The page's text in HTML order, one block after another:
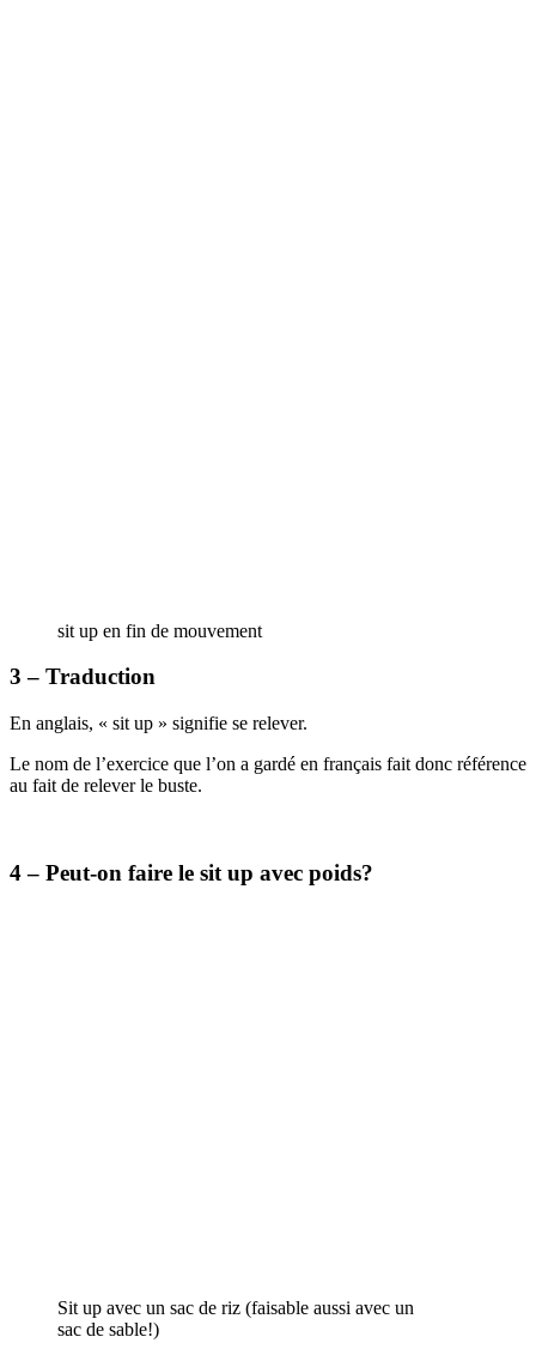
sit up en fin de mouvement
3 – Traduction
En anglais, « sit up » signifie se relever.
Le nom de l’exercice que l’on a gardé en français fait donc référence
au fait de relever le buste.
4 – Peut-on faire le sit up avec poids?
Sit up avec un sac de riz (faisable aussi avec un
sac de sable!)